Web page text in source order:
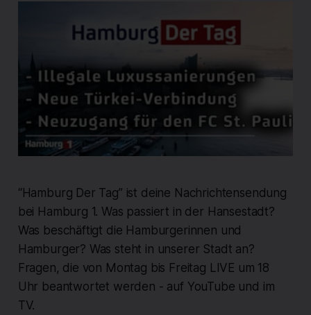
“Hamburg Der Tag” ist deine Nachrichtensendung
bei Hamburg 1. Was passiert in der Hansestadt?
Was beschäftigt die Hamburgerinnen und
Hamburger? Was steht in unserer Stadt an?
Fragen, die von Montag bis Freitag LIVE um 18
Uhr beantwortet werden - auf YouTube und im
TV.